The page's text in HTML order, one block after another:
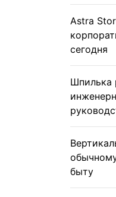
Astra
сегодня
Шпилька
быту